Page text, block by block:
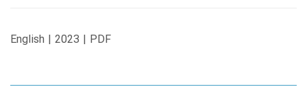
English | 2023 | PDF